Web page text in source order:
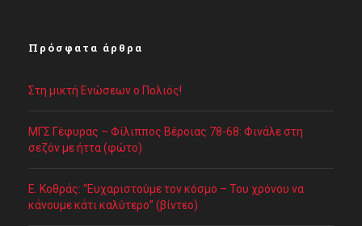
Πρόσφατα άρθρα
Στη μικτή Ενώσεων ο Πολιός!
ΜΓΣ Γέφυρας – Φίλιππος Βέροιας 78-68: Φινάλε στη
σεζόν με ήττα (φώτο)
Ε. Κοθράς: “Ευχαριστούμε τον κόσμο – Του χρόνου να
κάνουμε κάτι καλύτερο” (βίντεο)